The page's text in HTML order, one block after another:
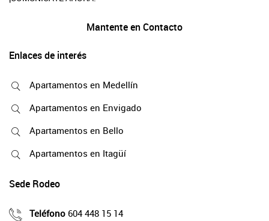
Mantente en Contacto
Enlaces de interés
Apartamentos en Medellín
Apartamentos en Envigado
Apartamentos en Bello
Apartamentos en Itagüí
Sede Rodeo
Teléfono 604 448 15 14